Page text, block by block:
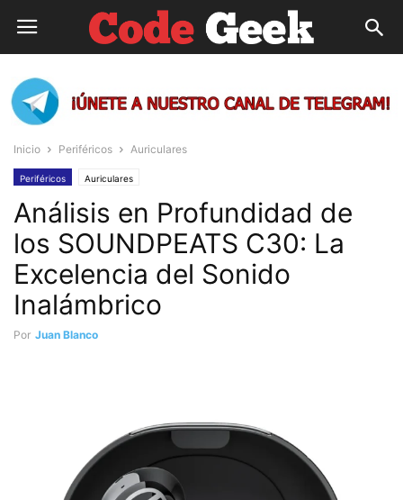
Inicio Periféricos Auriculares
Periféricos Auriculares
Análisis en Profundidad de
los SOUNDPEATS C30: La
Excelencia del Sonido
Inalámbrico
Por Juan Blanco